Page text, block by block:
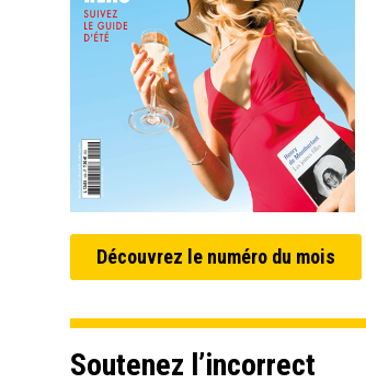
Découvrez le numéro du mois
Soutenez l’incorrect